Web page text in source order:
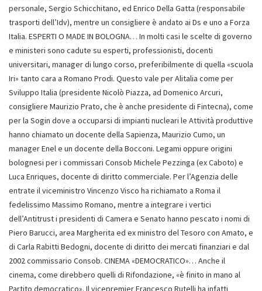
personale, Sergio Schicchitano, ed Enrico Della Gatta (responsabile
trasporti dell’Idv), mentre un consigliere è andato ai Ds e uno a Forza
Italia. ESPERTI O MADE IN BOLOGNA… In molti casi le scelte di governo
e ministeri sono cadute su esperti, professionisti, docenti
universitari, manager di lungo corso, preferibilmente di quella «scuola
Iri» tanto cara a Romano Prodi. Questo vale per Alitalia come per
Sviluppo Italia (presidente Nicolò Piazza, ad Domenico Arcuri,
consigliere Maurizio Prato, che è anche presidente di Fintecna), come
per la Sogin dove a occuparsi di impianti nucleari le Attività produttive
hanno chiamato un docente della Sapienza, Maurizio Cumo, un
manager Enel e un docente della Bocconi. Legami oppure origini
bolognesi per i commissari Consob Michele Pezzinga (ex Caboto) e
Luca Enriques, docente di diritto commerciale. Per l’Agenzia delle
entrate il viceministro Vincenzo Visco ha richiamato a Roma il
fedelissimo Massimo Romano, mentre a integrare i vertici
dell’Antitrust i presidenti di Camera e Senato hanno pescato i nomi di
Piero Barucci, area Margherita ed ex ministro del Tesoro con Amato, e
di Carla Rabitti Bedogni, docente di diritto dei mercati finanziari e dal
2002 commissario Consob. CINEMA «DEMOCRATICO»… Anche il
cinema, come direbbero quelli di Rifondazione, «è finito in mano al
Partito democratico». Il vicepremier Francesco Rutelli ha infatti